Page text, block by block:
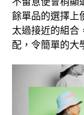
餘單品的選擇上
太過接近的組合
配，令簡單的大